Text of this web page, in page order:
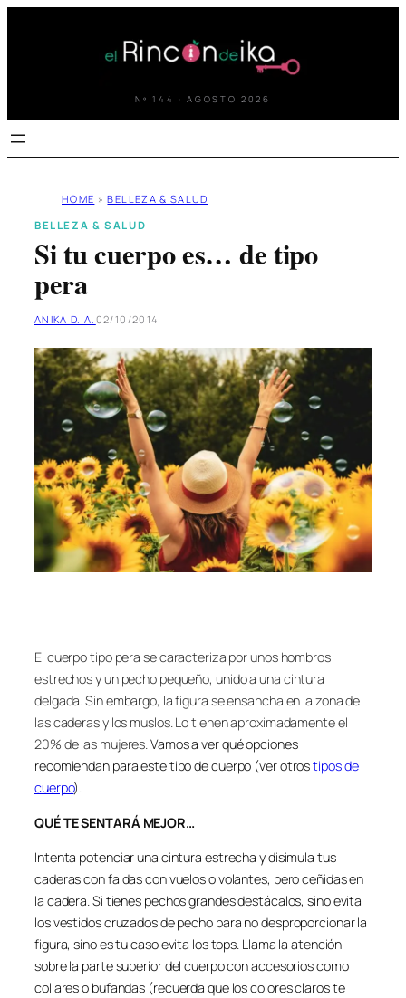
Nº 144 · AGOSTO 2026
HOME » BELLEZA & SALUD
BELLEZA & SALUD
Si tu cuerpo es… de tipo
pera
ANIKA D. A. 02/10/2014
El cuerpo tipo pera se caracteriza por unos hombros
estrechos y un pecho pequeño, unido a una cintura
delgada. Sin embargo, la figura se ensancha en la zona de
las caderas y los muslos. Lo tienen aproximadamente el
20% de las mujeres.Vamos a ver qué opciones
recomiendan para este tipo de cuerpo (ver otrostipos de
cuerpo).
QUÉ TE SENTARÁ MEJOR…
Intenta potenciar una cintura estrecha y disimula tus
caderas con faldas con vuelos o volantes, pero ceñidas en
la cadera. Si tienes pechos grandes destácalos, sino evita
los vestidos cruzados de pecho para no desproporcionar la
figura, sino es tu caso evita los tops. Llama la atención
sobre la parte superior del cuerpo con accesorios como
collares o bufandas (recuerda que los colores claros te